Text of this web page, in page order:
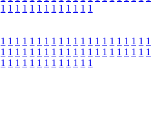
1 1 1 1 1 1 1 1 1 1 1 1 1
1 1 1 1 1 1 1 1 1 1 1 1 1 1 1 1 1 1 1 1 1
1 1 1 1 1 1 1 1 1 1 1 1 1 1 1 1 1 1 1 1 1
1 1 1 1 1 1 1 1 1 1 1 1 1